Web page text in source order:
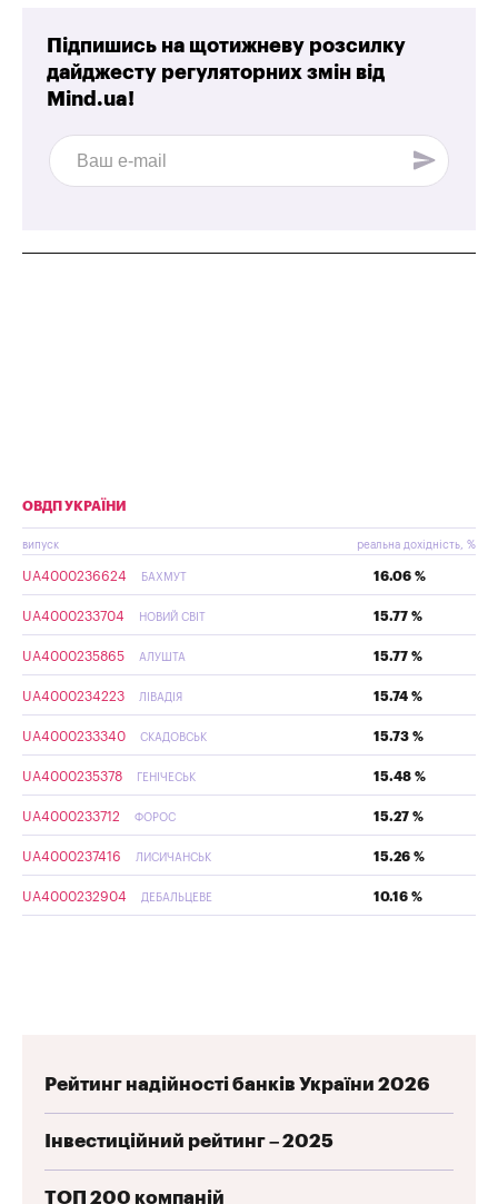
Підпишись на щотижневу розсилку
дайджесту регуляторних змін від
Mind.ua!
ОВДП УКРАЇНИ
випуск реальна дохідність, %
UA4000236624 БАХМУТ 16.06 %
UA4000233704 НОВИЙ СВІТ 15.77 %
UA4000235865 АЛУШТА 15.77 %
UA4000234223 ЛІВАДІЯ 15.74 %
UA4000233340 СКАДОВСЬК 15.73 %
UA4000235378 ГЕНІЧЕСЬК 15.48 %
UA4000233712 ФОРОС 15.27 %
UA4000237416 ЛИСИЧАНСЬК 15.26 %
UA4000232904 ДЕБАЛЬЦЕВЕ 10.16 %
Рейтинг надійності банків України 2026
Інвестиційний рейтинг – 2025
ТОП 200 компаній